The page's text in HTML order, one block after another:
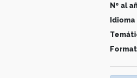
Nº al
Idioma